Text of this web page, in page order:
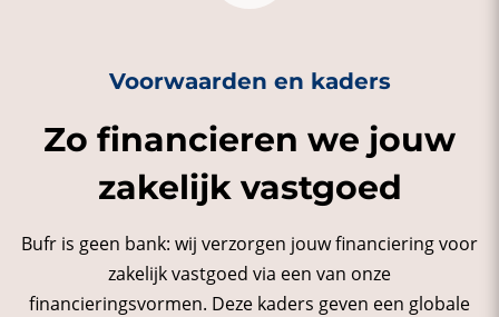
Voorwaarden en kaders
Zo financieren we jouw
zakelijk vastgoed
Bufr is geen bank: wij verzorgen jouw financiering voor
zakelijk vastgoed via een van onze
financieringsvormen. Deze kaders geven een globale